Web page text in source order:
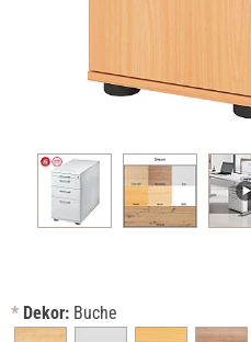
* Dekor: Buche